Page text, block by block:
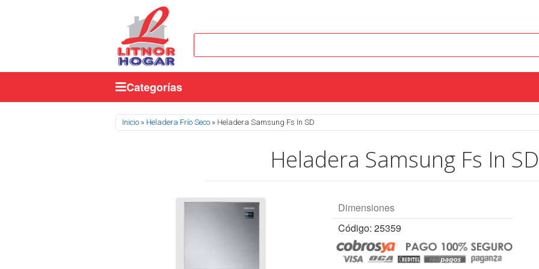
Categorías
Se encuentra usted aquí
Inicio » Heladera Frío Seco » Heladera Samsung Fs In SD
Heladera Samsung Fs In SD
Dimensiones
Código: 25359